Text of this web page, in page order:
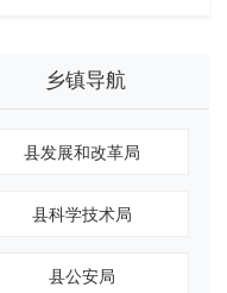
乡镇导航
县发展和改革局
县科学技术局
县公安局